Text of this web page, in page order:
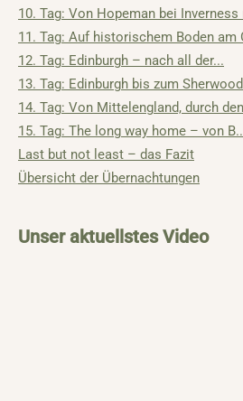
10. Tag: Von Hopeman bei Inverness
11. Tag: Auf historischem Boden am
12. Tag: Edinburgh – nach all der...
13. Tag: Edinburgh bis zum
14. Tag: Von Mittelengland, durch
15. Tag: The long way home – von
Last but not least – das Fazit
Übersicht der Übernachtungen
Unser aktuellstes Video